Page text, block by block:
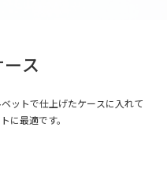
ス
ットで仕上げたケースに入れて
に最適です。